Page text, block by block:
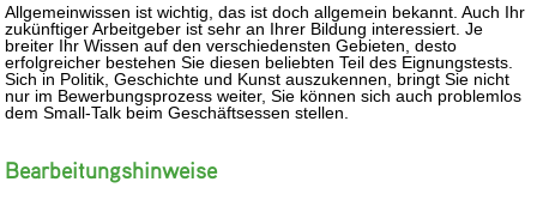
Allgemeinwissen ist wichtig, das ist doch allgemein bekannt. Auch Ihr
zukünftiger Arbeitgeber ist sehr an Ihrer Bildung interessiert. Je
breiter Ihr Wissen auf den verschiedensten Gebieten, desto
erfolgreicher bestehen Sie diesen beliebten Teil des Eignungstests.
Sich in Politik, Geschichte und Kunst auszukennen, bringt Sie nicht
nur im Bewerbungsprozess weiter, Sie können sich auch problemlos
dem Small-Talk beim Geschäftsessen stellen.
Bearbeitungshinweise